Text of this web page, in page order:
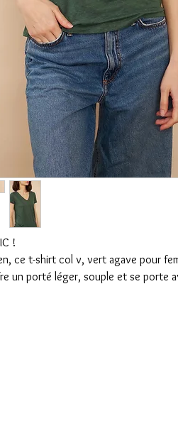
!
ce t-shirt col v, vert agave pour
un porté léger, souple et se porte